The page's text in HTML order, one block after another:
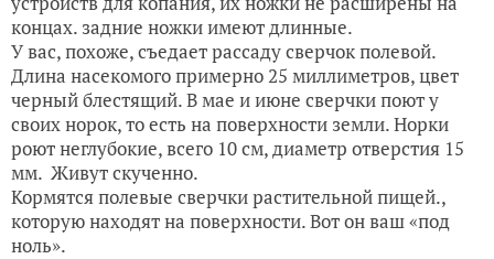
концах. задние ножки имеют длинные.
У вас, похоже, съедает рассаду сверчок полевой.
Длина насекомого примерно 25 миллиметров, цвет
черный блестящий. В мае и июне сверчки поют у
своих норок, то есть на поверхности земли. Норки
роют неглубокие, всего 10 см, диаметр отверстия 15
мм. Живут скученно.
Кормятся полевые сверчки растительной пищей.,
которую находят на поверхности. Вот он ваш «под
ноль».